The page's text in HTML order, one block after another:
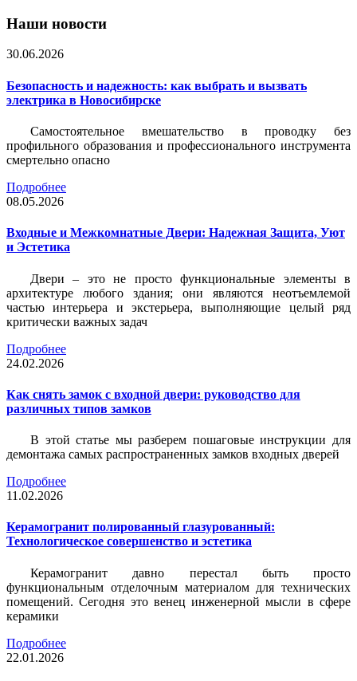
Наши новости
30.06.2026
Безопасность и надежность: как выбрать и вызвать
электрика в Новосибирске
Самостоятельное вмешательство в проводку без
профильного образования и профессионального инструмента
смертельно опасно
Подробнее
08.05.2026
Входные и Межкомнатные Двери: Надежная Защита, Уют
и Эстетика
Двери – это не просто функциональные элементы в
архитектуре любого здания; они являются неотъемлемой
частью интерьера и экстерьера, выполняющие целый ряд
критически важных задач
Подробнее
24.02.2026
Как снять замок с входной двери: руководство для
различных типов замков
В этой статье мы разберем пошаговые инструкции для
демонтажа самых распространенных замков входных дверей
Подробнее
11.02.2026
Керамогранит полированный глазурованный:
Технологическое совершенство и эстетика
Керамогранит давно перестал быть просто
функциональным отделочным материалом для технических
помещений. Сегодня это венец инженерной мысли в сфере
керамики
Подробнее
22.01.2026